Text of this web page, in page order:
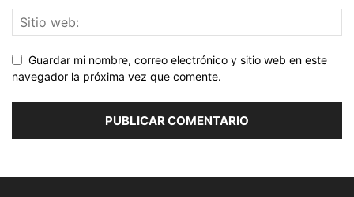
Guardar mi nombre, correo electrónico y sitio web en este
navegador la próxima vez que comente.